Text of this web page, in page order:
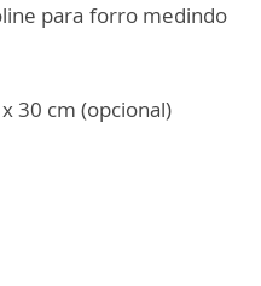
para forro medindo
30 cm (opcional)